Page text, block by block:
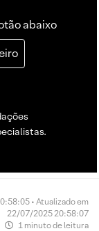
abaixo
• Atualizado em
22/07/2025 20:58:07
1 minuto de leitura